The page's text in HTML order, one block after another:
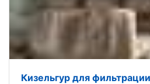
Кизельгур для